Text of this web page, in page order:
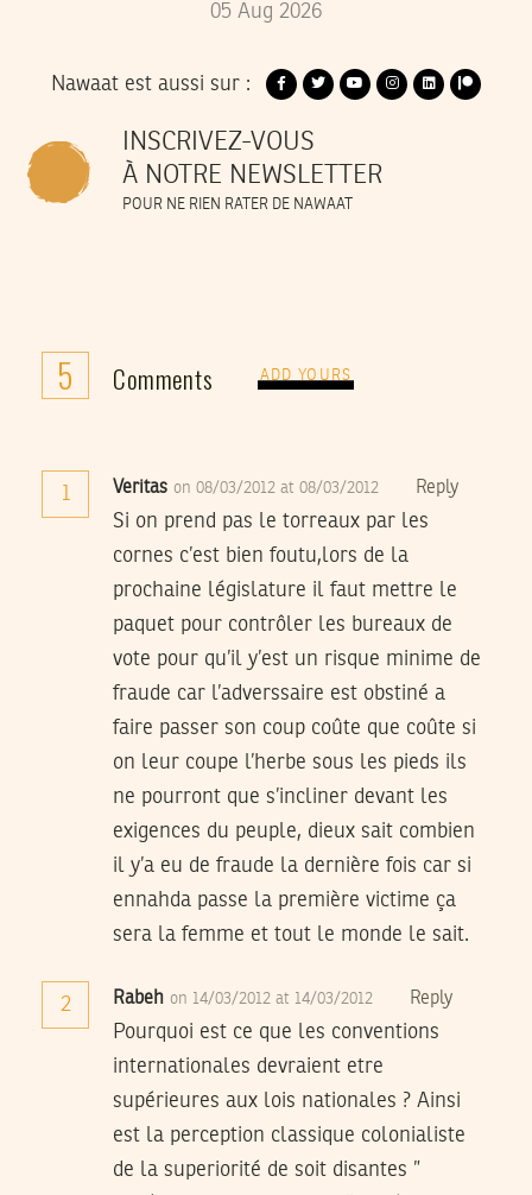
05 Aug 2026
Nawaat est aussi sur :
INSCRIVEZ-VOUS
À NOTRE NEWSLETTER
POUR NE RIEN RATER DE NAWAAT
5 Comments ADD YOURS
1 Veritas on 08/03/2012 at 08/03/2012 Reply
Si on prend pas le torreaux par les
cornes c’est bien foutu,lors de la
prochaine législature il faut mettre le
paquet pour contrôler les bureaux de
vote pour qu’il y’est un risque minime de
fraude car l’adverssaire est obstiné a
faire passer son coup coûte que coûte si
on leur coupe l’herbe sous les pieds ils
ne pourront que s’incliner devant les
exigences du peuple, dieux sait combien
il y’a eu de fraude la dernière fois car si
ennahda passe la première victime ça
sera la femme et tout le monde le sait.
2 Rabeh on 14/03/2012 at 14/03/2012 Reply
Pourquoi est ce que les conventions
internationales devraient etre
supérieures aux lois nationales ? Ainsi
est la perception classique colonialiste
de la superiorité de soit disantes ”